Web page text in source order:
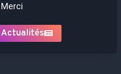
Merci
Actualités